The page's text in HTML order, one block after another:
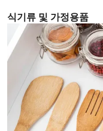
식기류 및 가정용품